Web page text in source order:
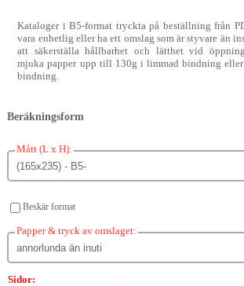
Kataloger i B5-format tryckta på beställning från
vara enhetlig eller ha ett omslag som är styvare än
att säkerställa hållbarhet och lätthet vid
mjuka papper upp till 130g i limmad bindning
bindning.
Beräkningsform
Mått (L x H):
Beskär format
Papper & tryck av omslaget:
Sidor: